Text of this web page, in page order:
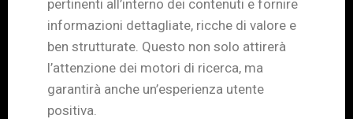
pertinenti all’interno dei contenuti e fornire
informazioni dettagliate, ricche di valore e
ben strutturate. Questo non solo attirerà
l’attenzione dei motori di ricerca, ma
garantirà anche un’esperienza utente
positiva.